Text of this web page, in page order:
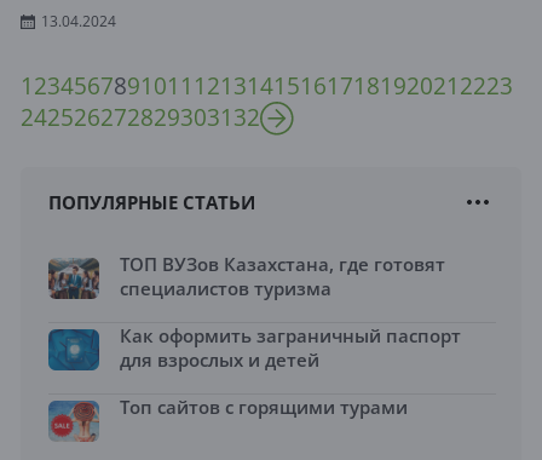
13.04.2024
1234567891011 121314151617181920212223
242526272829303132
ПОПУЛЯРНЫЕ СТАТЬИ
ТОП ВУЗов Казахстана, где готовят
специалистов туризма
Как оформить заграничный паспорт
для взрослых и детей
Топ сайтов с горящими турами